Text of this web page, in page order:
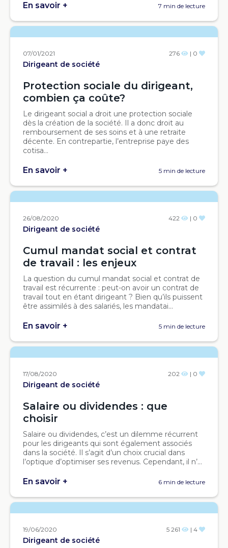
En savoir + 7 min de lecture
07/01/2021 276 | 0
Dirigeant de société
Protection sociale du dirigeant,
combien ça coûte?
Le dirigeant social a droit une protection sociale
dès la création de la société. Il a donc droit au
remboursement de ses soins et à une retraite
décente. En contrepartie, l’entreprise paye des
cotisa...
En savoir + 5 min de lecture
26/08/2020 422 | 0
Dirigeant de société
Cumul mandat social et contrat
de travail : les enjeux
La question du cumul mandat social et contrat de
travail est récurrente : peut-on avoir un contrat de
travail tout en étant dirigeant ? Bien qu’ils puissent
être assimilés à des salariés, les mandatai...
En savoir + 5 min de lecture
17/08/2020 202 | 0
Dirigeant de société
Salaire ou dividendes : que
choisir
Salaire ou dividendes, c’est un dilemme récurrent
pour les dirigeants qui sont également associés
dans la société. Il s’agit d’un choix crucial dans
l’optique d’optimiser ses revenus. Cependant, il n’...
En savoir + 6 min de lecture
19/06/2020 5 261 | 4
Dirigeant de société